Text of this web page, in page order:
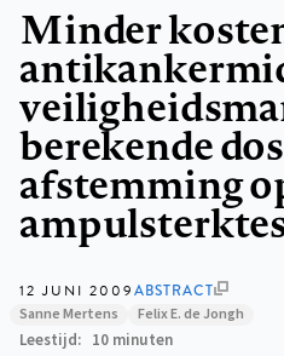
Minder
berekende
afstemming
12 JUNI 2009ABSTRACT
Sanne Mertens
Felix E. de Jongh
Leestijd 10 minuten